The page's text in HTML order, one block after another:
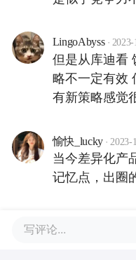
LingoAbyss · 2023-
但是从库迪看
略不一定有效
有新策略感觉
愉快_lucky · 2023-
当今差异化产
记忆点，出圈
写评论...